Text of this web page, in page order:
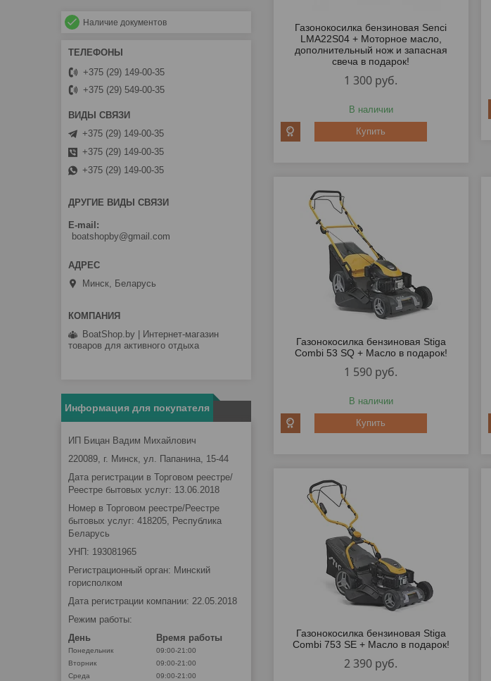
Газонокосилка бензиновая Senci
LMA22S04 + Моторное масло,
дополнительный нож и запасная
свеча в подарок!
1 300 руб.
В наличии
Купить
Газонокосилка бензиновая Stiga
Combi 53 SQ + Масло в подарок!
1 590 руб.
В наличии
Купить
Газонокосилка бензиновая Stiga
Combi 753 SE + Масло в подарок!
2 390 руб.
Наличие документов
+375 (29) 149-00-35
+375 (29) 549-00-35
+375 (29) 149-00-35
+375 (29) 149-00-35
+375 (29) 149-00-35
ДРУГИЕ ВИДЫ СВЯЗИ
E-mail
boatshopby@gmail.com
Минск, Беларусь
BoatShop.by | Интернет-магазин
товаров для активного отдыха
Информация для покупателя
ИП Бицан Вадим Михайлович
220089, г. Минск, ул. Папанина, 15-44
Дата регистрации в Торговом реестре/
Реестре бытовых услуг: 13.06.2018
Номер в Торговом реестре/Реестре
бытовых услуг: 418205, Республика
Беларусь
УНП: 193081965
Регистрационный орган: Минский
горисполком
Дата регистрации компании: 22.05.2018
Режим работы:
День
Время работы
Понедельник
09:00-21:00
Вторник
09:00-21:00
Среда
09:00-21:00